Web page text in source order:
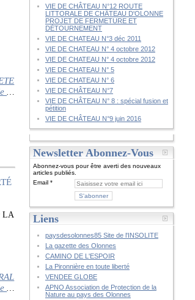
…
LA
…
VIE DE CHÂTEAU N°12 ROUTE
LITTORALE DE CHÂTEAU D'OLONNE
PROJET DE FERMETURE ET
DÉTOURNEMENT
VIE DE CHATEAU N°3 déc 2011
VIE DE CHATEAU N° 4 octobre 2012
VIE DE CHATEAU N° 4 octobre 2012
VIE DE CHATEAU N° 5
VIE DE CHATEAU N° 6
VIE DE CHÂTEAU N°7
VIE DE CHÂTEAU N° 8 : spécial fusion et
pétition
VIE DE CHÂTEAU N°9 juin 2016
Newsletter Abonnez-Vous
Abonnez-vous pour être averti des nouveaux
articles publiés.
Email
Liens
paysdesolonnes85 Site de l'INSOLITE
La gazette des Olonnes
CAMINO DE L'ESPOIR
La Pironnière en toute liberté
VENDEE GLOBE
APNO Association de Protection de la
Nature au pays des Olonnes